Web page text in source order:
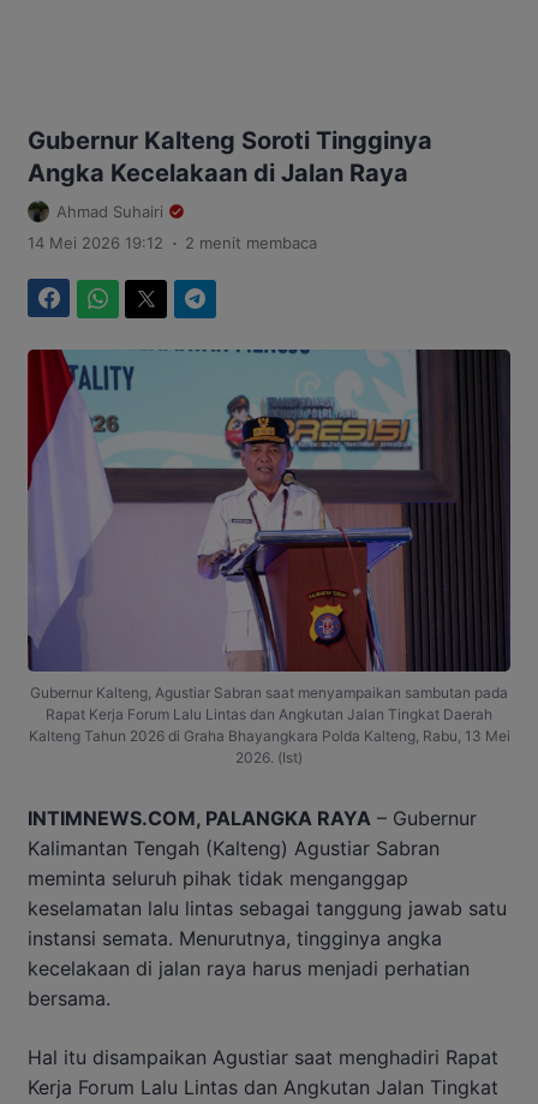
Gubernur Kalteng Soroti Tingginya
Angka Kecelakaan di Jalan Raya
Ahmad Suhairi
14 Mei 2026 19:12 . 2 menit membaca
Gubernur Kalteng, Agustiar Sabran saat menyampaikan sambutan pada
Rapat Kerja Forum Lalu Lintas dan Angkutan Jalan Tingkat Daerah
Kalteng Tahun 2026 di Graha Bhayangkara Polda Kalteng, Rabu, 13 Mei
2026. (Ist)
INTIMNEWS.COM, PALANGKA RAYA – Gubernur
Kalimantan Tengah (Kalteng) Agustiar Sabran
meminta seluruh pihak tidak menganggap
keselamatan lalu lintas sebagai tanggung jawab satu
instansi semata. Menurutnya, tingginya angka
kecelakaan di jalan raya harus menjadi perhatian
bersama.
Hal itu disampaikan Agustiar saat menghadiri Rapat
Kerja Forum Lalu Lintas dan Angkutan Jalan Tingkat